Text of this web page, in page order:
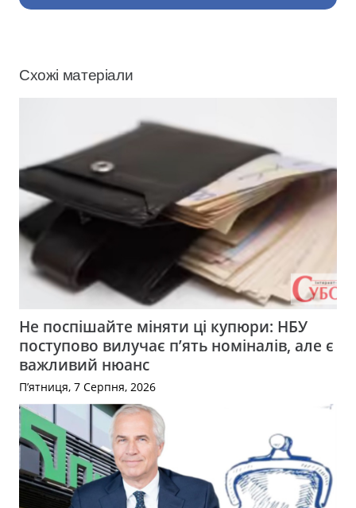
Схожі матеріали
Не поспішайте міняти ці купюри: НБУ
поступово вилучає п’ять номіналів, але є
важливий нюанс
П’ятниця, 7 Серпня, 2026